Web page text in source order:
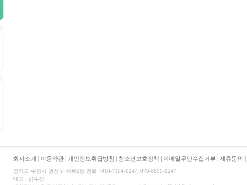
회사소개 이용약관 개인정보취급방침 청소년보호정책 이메일무단수집거부 제휴문의
경기도 수원시 권선구 세류2동 전화 : 010-7104-0247, 070-8899-0247
대표 : 김수진